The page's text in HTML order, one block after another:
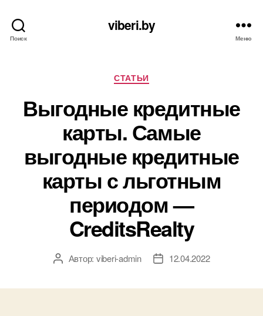
Поиск
viberi.by
Меню
Рубрики
СТАТЬИ
Выгодные кредитные
карты. Самые
выгодные кредитные
карты с льготным
периодом —
CreditsRealty
АвторАвтор: viberi-admin
Дата12.04.2022